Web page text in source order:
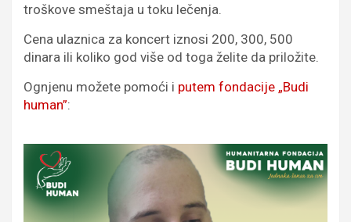
troškove smeštaja u toku lečenja.
Cena ulaznica za koncert iznosi 200, 300, 500
dinara ili koliko god više od toga želite da priložite.
Ognjenu možete pomoći i putem fondacije „Budi
human”: